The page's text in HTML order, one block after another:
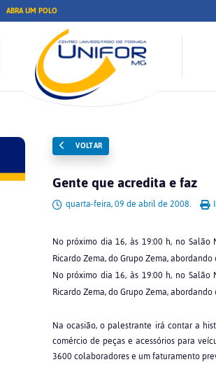
ABRA UM POLO
VOLTAR
Gente que acredita e faz
quarta-feira, 09 de abril de 2008.
No próximo dia 16, às 19:00 h, no Salão
Ricardo Zema, do Grupo Zema,
No próximo dia 16, às 19:00 h, no Salão
Ricardo Zema, do Grupo Zema,
Na ocasião, o palestrante irá contar a
comércio de peças e acessórios para
3600 colaboradores e um faturamento